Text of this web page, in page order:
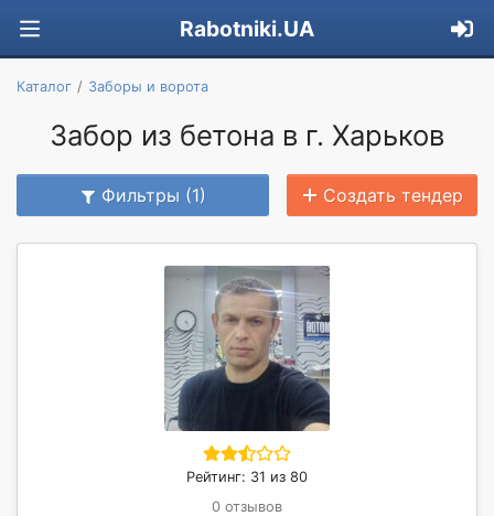
Rabotniki.UA
Каталог Заборы и ворота
Забор из бетона в г. Харьков
Фильтры (1) Создать тендер
Рейтинг: 31 из 80
0 отзывов